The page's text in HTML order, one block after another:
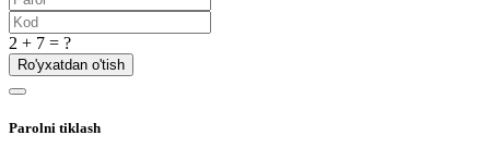
2 + 7 = ?
Ro'yxatdan o'tish
Parolni tiklash